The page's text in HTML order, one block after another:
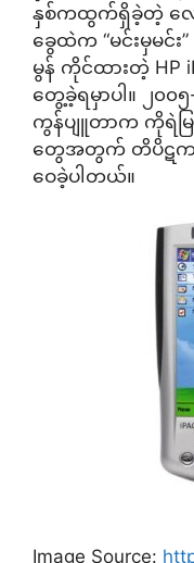
နှစ်ကထွက်ရှိခဲ့တဲ့ လေး
ခွေထဲက “မင်းမှမင်း
မွန် ကိုင်ထားတဲ့ HP
တွေ့ခဲ့ရမှာပါ။ ၂၀၀
ကွန်ပျူတာက ကိုရဲ
တွေအတွက် တိပိဋက
ဝေခဲ့ပါတယ်။
Image Source: